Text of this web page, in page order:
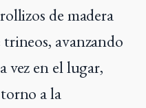
de madera
avanzando
vez en el lugar,
a la